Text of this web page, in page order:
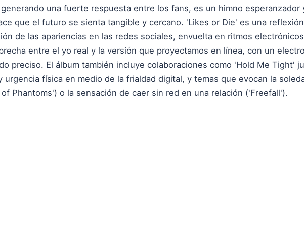
una fuerte respuesta entre los fans, es un himno esperanzador
que el futuro se sienta tangible y cercano. 'Likes or Die' es una
de las apariencias en las redes sociales, envuelta en ritmos
entre el yo real y la versión que proyectamos en línea, con un
preciso. El álbum también incluye colaboraciones como 'Hold Me Tight'
urgencia física en medio de la frialdad digital, y temas que evocan la
Phantoms') o la sensación de caer sin red en una relación ('Freefall').